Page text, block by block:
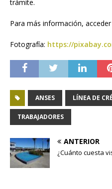
trámite.
Para más información, acceder
Fotografía: https://
ANSES LÍNEA DE
TRABAJADORES
ANTERIOR
¿Cuánto cuesta